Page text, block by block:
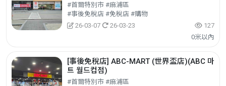
#首爾特別市 #麻浦區
#事後免稅店 #免稅店 #購物
26-03-07
26-03-23
127
0米以內
[事後免稅店] ABC-MART (世界盃店)(ABC 마
트 월드컵점)
#首爾特別市 #麻浦區